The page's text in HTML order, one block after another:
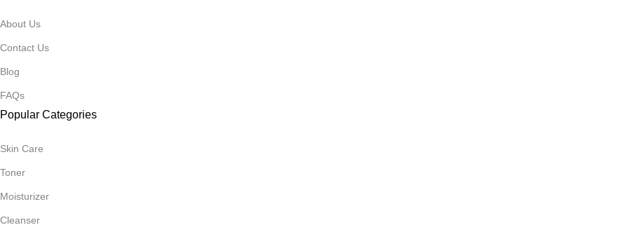
About Us
Contact Us
Blog
FAQs
Popular Categories
Skin Care
Toner
Moisturizer
Cleanser